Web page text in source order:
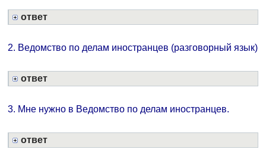
ответ
2. Ведомство по делам иностранцев (разговорный язык)
ответ
3. Мне нужно в Ведомство по делам иностранцев.
ответ